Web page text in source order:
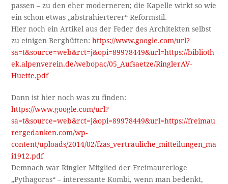
passen – zu den eher moderneren; die Kapelle wirkt so wie
ein schon etwas „abstrahierterer“ Reformstil.
Hier noch ein Artikel aus der Feder des Architekten selbst
zu einigen Berghütten:https://www.google.com/url?
sa=t&source=web&rct=j&opi=89978449&url=https://biblioth
ek.alpenverein.de/webopac/05_Aufsaetze/RinglerAV-
Huette.pdf
Dann ist hier noch was zu finden:
https://www.google.com/url?
sa=t&source=web&rct=j&opi=89978449&url=https://freimau
rergedanken.com/wp-
content/uploads/2014/02/fzas_vertrauliche_mitteilungen_ma
i1912.pdf
Demnach war Ringler Mitglied der Freimaurerloge
„Pythagoras“ – interessante Kombi, wenn man bedenkt,